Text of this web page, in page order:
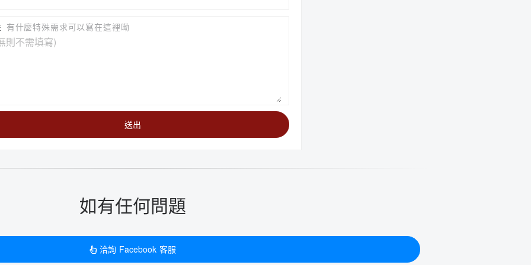
有什麼特殊需求可以寫在這裡呦
送出
如有任何問題
洽詢 Facebook 客服